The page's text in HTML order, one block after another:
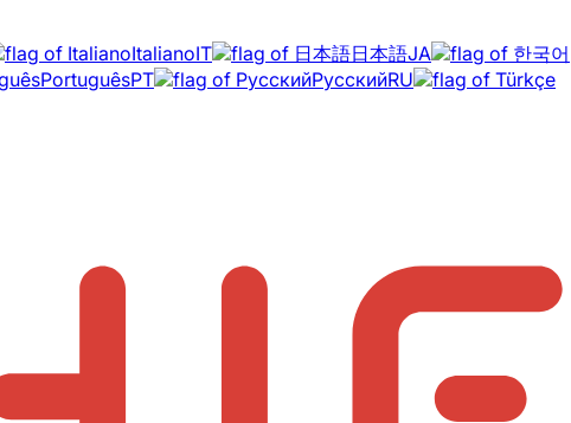
ItalianoIT 日本語JA
PortuguêsPT РусскийRU